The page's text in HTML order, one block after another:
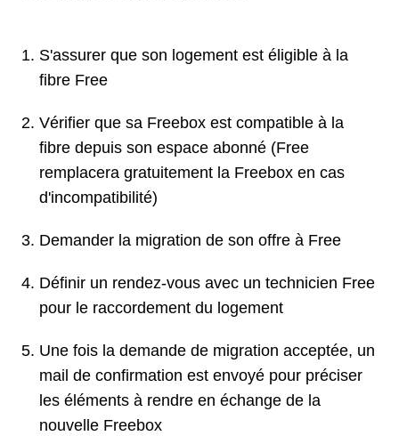
S'assurer que son logement est éligible à la
fibre Free
Vérifier que sa Freebox est compatible à la
fibre depuis son espace abonné (Free
remplacera gratuitement la Freebox en cas
d'incompatibilité)
Demander la migration de son offre à Free
Définir un rendez-vous avec un technicien Free
pour le raccordement du logement
Une fois la demande de migration acceptée, un
mail de confirmation est envoyé pour préciser
les éléments à rendre en échange de la
nouvelle Freebox